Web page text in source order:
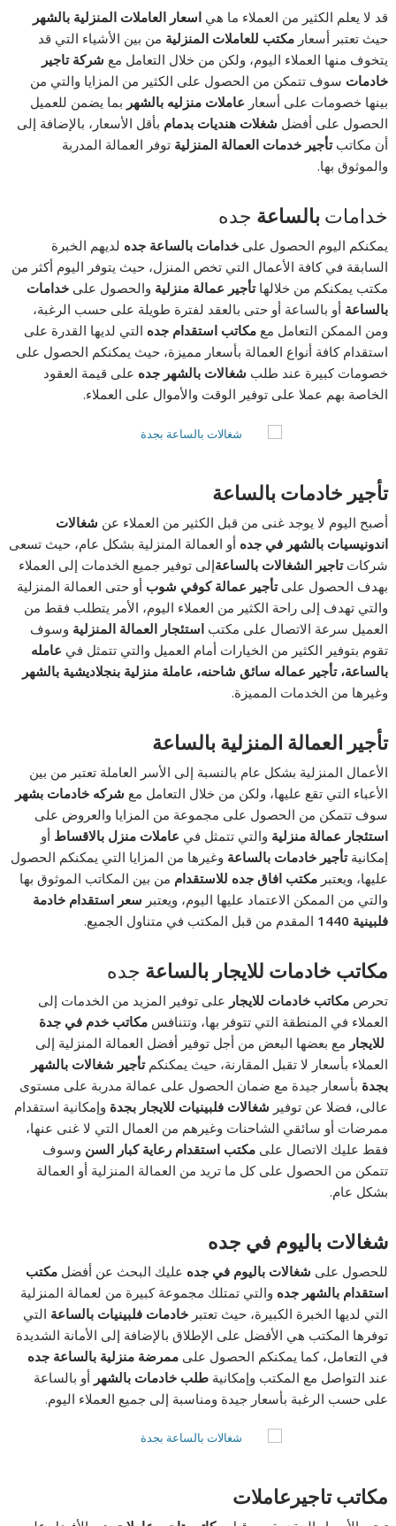
قد لا يعلم الكثير من العملاء ما هياسعار العاملات المنزلية بالشهر
حيث تعتبر أسعارمكتب للعاملات المنزلية من بين الأشياء التي قد
يتخوف منها العملاء اليوم، ولكن من خلال التعامل مع شركة تاجير
خادمات سوف تتمكن من الحصول على الكثير من المزايا والتي من
بينها خصومات على أسعار عاملات منزليه بالشهر بما يضمن للعميل
الحصول على أفضل شغلات هنديات بدمام بأقل الأسعار، بالإضافة إلى
أن مكاتبتأجير خدمات العمالة المنزليةتوفر العمالة المدربة
والموثوق بها.
خدامات بالساعة جده
يمكنكم اليوم الحصول علىخداماتبالساعة جده لديهم الخبرة
السابقة في كافة الأعمال التي تخص المنزل، حيث يتوفر اليوم أكثر من
مكتب يمكنكم من خلالهاتأجير عمالة منزلية والحصول علىخدامات
بالساعة أو بالساعة أو حتى بالعقد لفترة طويلة على حسب الرغبة،
ومن الممكن التعامل معمكاتب استقدام جده التي لديها القدرة على
استقدام كافة أنواع العمالة بأسعار مميزة، حيث يمكنكم الحصول على
خصومات كبيرة عند طلب شغالات بالشهر جده على قيمة العقود
الخاصة بهم عملا على توفير الوقت والأموال على العملاء.
تأجير خادمات بالساعة
أصبح اليوم لا يوجد غنى من قبل الكثير من العملاء عن شغالات
اندونيسيات بالشهر في جدهأو العمالة المنزلية بشكل عام، حيث تسعى
شركاتتاجير الشغالاتبالساعةإلى توفير جميع الخدمات إلى العملاء
بهدف الحصول علىتأجير عمالة كوفي شوبأو حتى العمالة المنزلية
والتي تهدف إلى راحة الكثير من العملاء اليوم، الأمر يتطلب فقط من
العميل سرعة الاتصال على مكتباستئجار العمالة المنزلية وسوف
تقوم بتوفير الكثير من الخيارات أمام العميل والتي تتمثل في عامله
بالساعة، تأجير عماله سائق شاحنه، عاملة منزلية بنجلاديشية بالشهر
وغيرها من الخدمات المميزة.
تأجير العمالة المنزلية بالساعة
الأعمال المنزلية بشكل عام بالنسبة إلى الأسر العاملة تعتبر من بين
الأعباء التي تقع عليها، ولكن من خلال التعامل مع شركه خادمات بشهر
سوف تتمكن من الحصول على مجموعة من المزايا والعروض على
استئجار عمالة منزلية والتي تتمثل في عاملات منزل بالاقساطأو
إمكانيةتأجير خادماتبالساعة وغيرها من المزايا التي يمكنكم الحصول
عليها، ويعتبرمكتب افاق جده للاستقدام من بين المكاتب الموثوق بها
والتي من الممكن الاعتماد عليها اليوم، ويعتبر سعر استقدام خادمة
فلبينية 1440
المقدم من قبل المكتب في متناول الجميع.
مكاتب خادمات للايجار بالساعة جده
تحرصمكاتب خادمات للايجار على توفير المزيد من الخدمات إلى
العملاء في المنطقة التي تتوفر بها، وتتنافسمكاتب خدم في جدة
للايجار مع بعضها البعض من أجل توفير أفضل العمالة المنزلية إلى
العملاء بأسعار لا تقبل المقارنة، حيث يمكنكمتأجير شغالات بالشهر
بجدة بأسعار جيدة مع ضمان الحصول على عمالة مدربة على مستوى
عالى، فضلا عن توفير شغالات فلبينيات للايجار بجدة وإمكانية استقدام
ممرضات أو سائقي الشاحنات وغيرهم من العمال التي لا غنى عنها،
فقط عليك الاتصال علىمكتب استقدام رعاية كبار السن وسوف
تتمكن من الحصول على كل ما تريد من العمالة المنزلية أو العمالة
بشكل عام.
شغالات باليوم في جده
للحصول على شغالات باليوم في جده عليك البحث عن أفضلمكتب
استقدام بالشهر جده والتي تمتلك مجموعة كبيرة من لعمالة المنزلية
التي لديها الخبرة الكبيرة، حيث تعتبرخادمات فلبينياتبالساعة التي
توفرها المكتب هي الأفضل على الإطلاق بالإضافة إلى الأمانة الشديدة
في التعامل، كما يمكنكم الحصول علىممرضة منزليةبالساعة جده
عند التواصل مع المكتب وإمكانيةطلب خادمات بالشهرأو بالساعة
على حسب الرغبة بأسعار جيدة ومناسبة إلى جميع العملاء اليوم.
مكاتب تاجيرعاملات